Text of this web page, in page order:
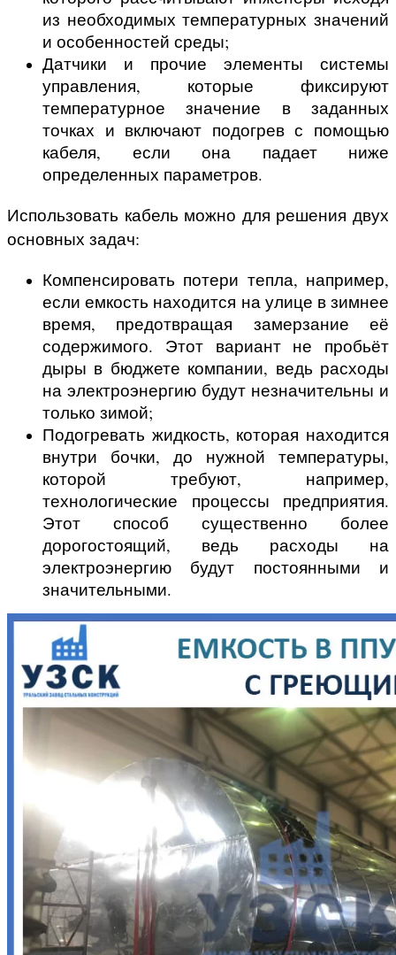
из необходимых температурных значений
и особенностей среды;
Датчики и прочие элементы системы
управления, которые фиксируют
температурное значение в заданных
точках и включают подогрев с помощью
кабеля, если она падает ниже
определенных параметров.
Использовать кабель можно для решения двух
основных задач:
Компенсировать потери тепла, например,
если емкость находится на улице в зимнее
время, предотвращая замерзание её
содержимого. Этот вариант не пробьёт
дыры в бюджете компании, ведь расходы
на электроэнергию будут незначительны и
только зимой;
Подогревать жидкость, которая находится
внутри бочки, до нужной температуры,
которой требуют, например,
технологические процессы предприятия.
Этот способ существенно более
дорогостоящий, ведь расходы на
электроэнергию будут постоянными и
значительными.